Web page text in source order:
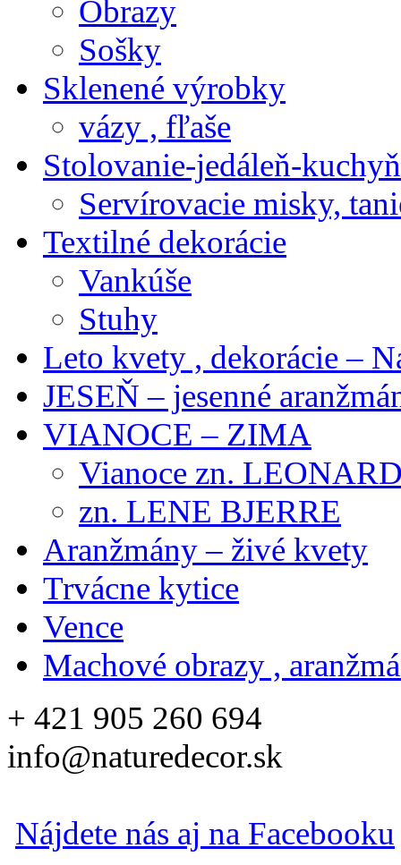
Obrazy
Sošky
Sklenené výrobky
vázy , fľaše
Stolovanie-jedáleň-
Servírovacie misky,
Textilné dekorácie
Vankúše
Stuhy
Leto kvety , dekorácie –
JESEŇ – jesenné
VIANOCE – ZIMA
Vianoce zn.
zn. LENE BJERRE
Aranžmány – živé kvety
Trvácne kytice
Vence
Machové obrazy ,
+ 421 905 260 694
info@naturedecor.sk
Nájdete nás aj na Facebooku